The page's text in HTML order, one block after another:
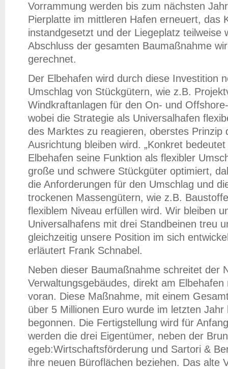
Vorrammung werden bis zum nächsten
Pierplatte im mittleren Hafen erneuert, das
instandgesetzt und der Liegeplatz teilweise
Abschluss der gesamten Baumaßnahme
gerechnet.
Der Elbehafen wird durch diese Investition
Umschlag von Stückgütern, wie z.B.
Windkraftanlagen für den On- und
wobei die Strategie als Universalhafen
des Marktes zu reagieren, oberstes Prinzip
Ausrichtung bleiben wird. „Konkret
Elbehafen seine Funktion als flexibler
große und schwere Stückgüter optimiert,
die Anforderungen für den Umschlag und
trockenen Massengütern, wie z.B.
flexiblem Niveau erfüllen wird. Wir bleiben
Universalhafens mit drei Standbeinen treu
gleichzeitig unsere Position im sich
erläutert Frank Schnabel.
Neben dieser Baumaßnahme schreitet der
Verwaltungsgebäudes, direkt am
voran. Diese Maßnahme, mit einem
über 5 Millionen Euro wurde im letzten
begonnen. Die Fertigstellung wird für
werden die drei Eigentümer, neben der
egeb:Wirtschaftsförderung und Sartori &
ihre neuen Büroflächen beziehen. Das alte